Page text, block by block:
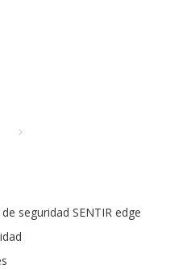
seguridad SENTIR edge